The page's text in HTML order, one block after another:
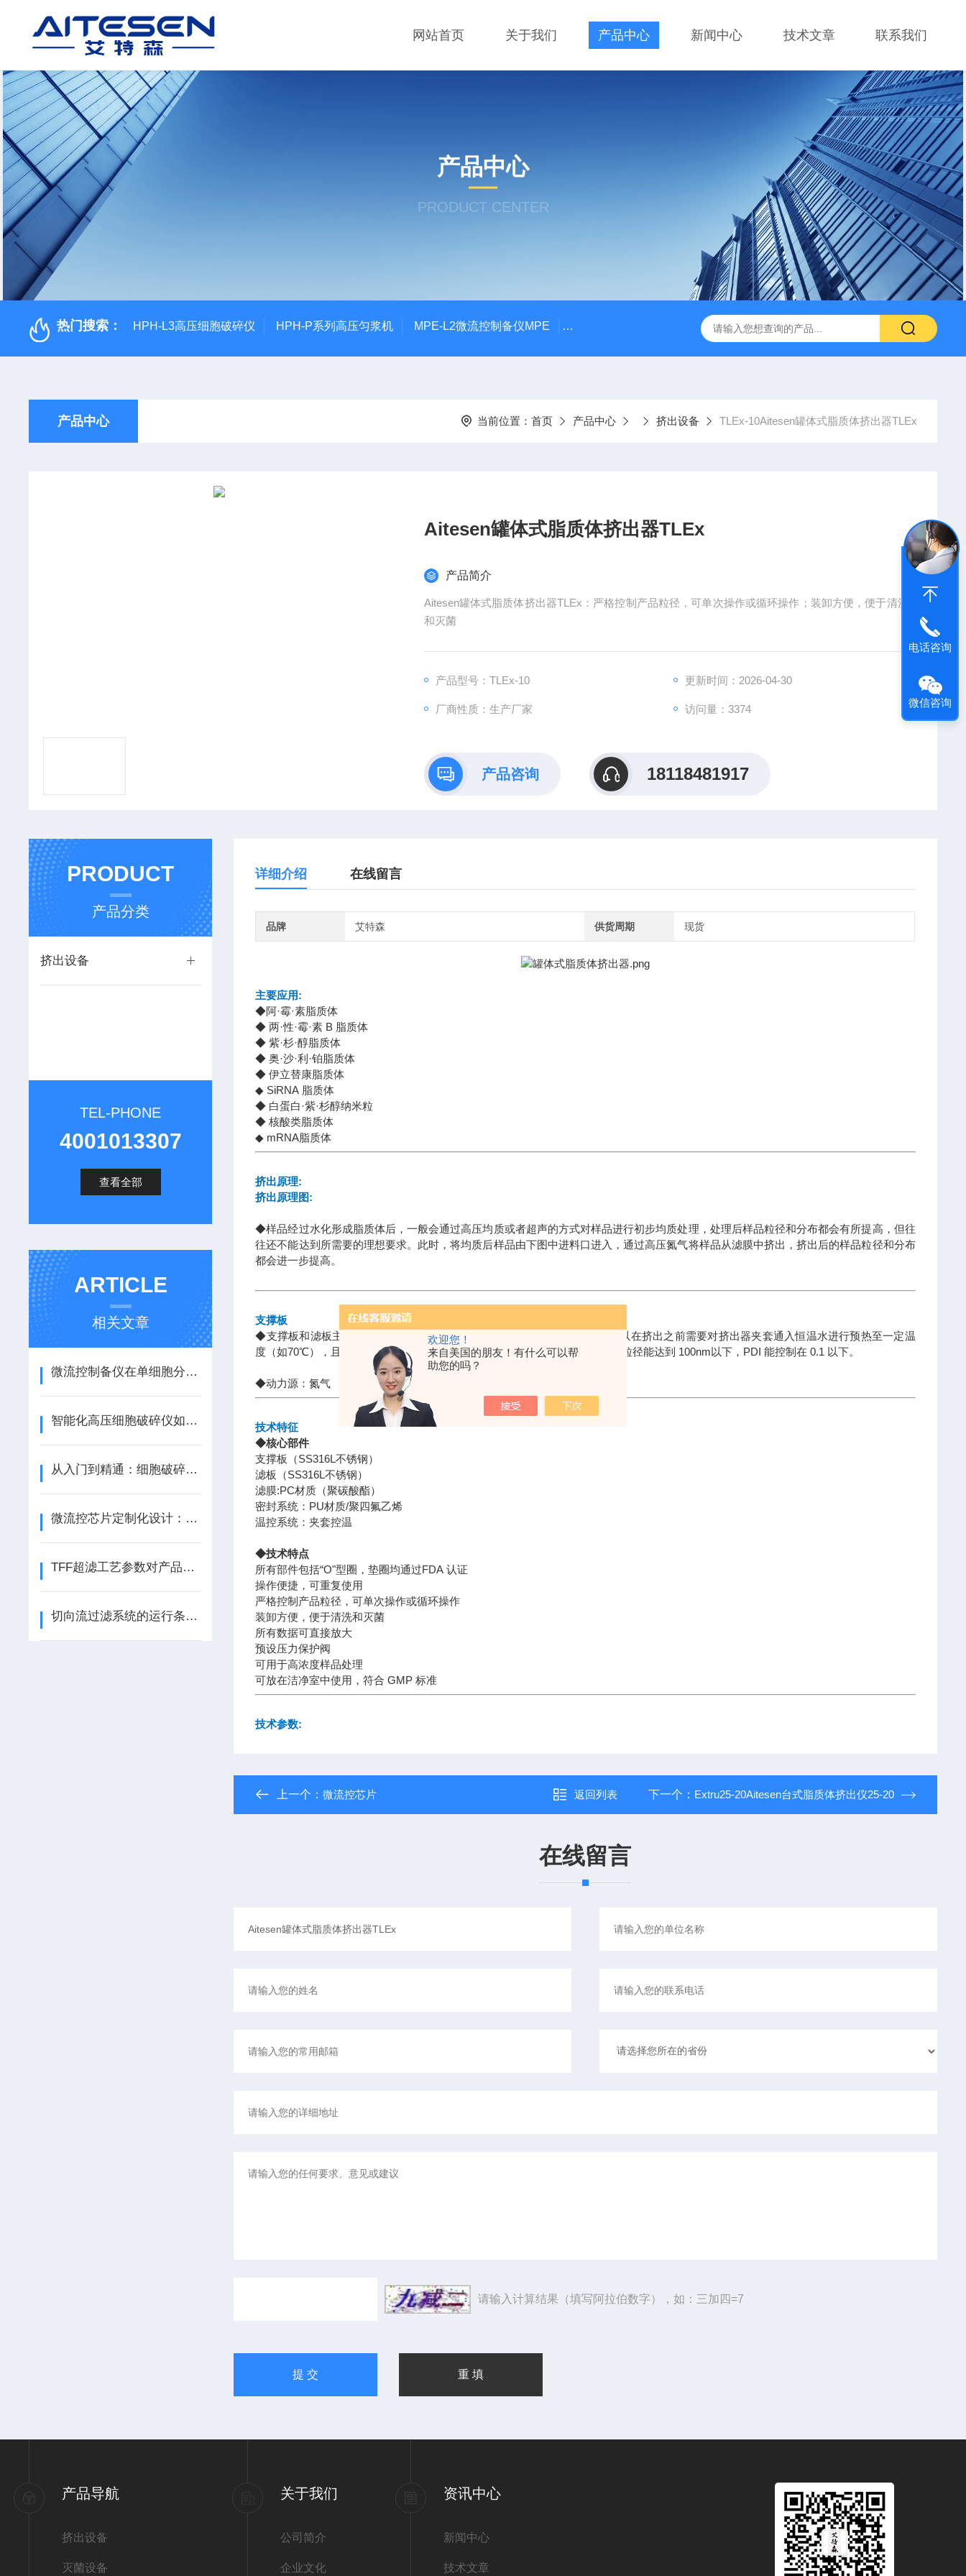
欢迎您！
来自美国的朋友！有什么可以帮
助您的吗？
网站首页 关于我们 产品中心 新闻中心 技术文章 联系我们
产品中心
PRODUCT CENTER
热门搜索： HPH-L3高压细胞破碎仪 HPH-P系列高压匀浆机 MPE-L2微流控制备仪MPE MPE-P1微流控制备仪 HPH-L2实验型微量超高压均质机 纳米药物生产
产品中心 当前位置： 首页 产品中心 挤出设备 TLEx-10Aitesen罐体式脂质体挤出器TLEx
Aitesen罐体式脂质体挤出器TLEx
产品简介
Aitesen罐体式脂质体挤出器TLEx：严格控制产品粒径，可单次操作或循环操作；装卸方便，便于清洗
和灭菌
产品型号：TLEx-10 更新时间：2026-04-30
厂商性质：生产厂家 访问量：3374
产品咨询 18118481917
PRODUCT
产品分类
挤出设备
TEL-PHONE
4001013307
查看全部
ARTICLE
相关文章
微流控制备仪在单细胞分析中的重要角色
智能化高压细胞破碎仪如何重塑生物样品处理流程
从入门到精通：细胞破碎仪的功率、时间与间歇比设定技巧
微流控芯片定制化设计：MPE设备性能优化的关键一步
TFF超滤工艺参数对产品回收率和纯度的影响分析
切向流过滤系统的运行条件对其性能有何影响？
详细介绍 在线留言
品牌 艾特森 供货周期 现货
主要应用:
◆阿·霉·素脂质体
◆ 两·性·霉·素 B 脂质体
◆ 紫·杉·醇脂质体
◆ 奥·沙·利·铂脂质体
◆ 伊立替康脂质体
◆ SiRNA 脂质体
◆ 白蛋白·紫·杉醇纳米粒
◆ 核酸类脂质体
◆ mRNA脂质体
挤出原理:
挤出原理图:
◆样品经过水化形成脂质体后，一般会通过高压均质或者超声的方式对样品进行初步均质处理，处理后样品粒径和分布都会有所提高，但往
往还不能达到所需要的理想要求。此时，将均质后样品由下图中进料口进入，通过高压氮气将样品从滤膜中挤出，挤出后的样品粒径和分布
都会进一步提高。
支撑板
◆支撑板和滤板主要起到支撑滤膜的作用。 由于磷脂有一定的相变温度，所以在挤出之前需要对挤出器夹套通入恒温水进行预热至一定温
度（如70℃），且在使用过程中需保持在此温度。通常的脂质体品种挤出之后粒径能达到 100nm以下，PDI 能控制在 0.1 以下。
◆动力源：氮气
技术特征
◆核心部件
支撑板（SS316L不锈钢）
滤板（SS316L不锈钢）
滤膜:PC材质（聚碳酸酯）
密封系统：PU材质/聚四氟乙烯
温控系统：夹套控温
◆技术特点
所有部件包括“O"型圈，垫圈均通过FDA 认证
操作便捷，可重复使用
严格控制产品粒径，可单次操作或循环操作
装卸方便，便于清洗和灭菌
所有数据可直接放大
预设压力保护阀
可用于高浓度样品处理
可放在洁净室中使用，符合 GMP 标准
技术参数:
上一个：微流控芯片 返回列表 下一个： Extru25-20Aitesen台式脂质体挤出仪25-20
在线留言
请输入计算结果（填写阿拉伯数字），如：三加四=7
产品导航
挤出设备
灭菌设备
关于我们
公司简介
企业文化
资讯中心
新闻中心
技术文章
电话咨询
微信咨询